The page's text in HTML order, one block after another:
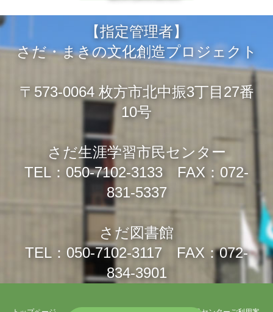
【指定管理者】
さだ・まきの文化創造プロジェクト
〒573-0064 枚方市北中振3丁目27番
10号
さだ生涯学習市民センター
TEL：050-7102-3133 FAX：072-
831-5337
さだ図書館
TEL：050-7102-3117 FAX：072-
834-3901